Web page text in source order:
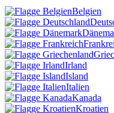
Belgien
Irland
Island
Italien
Kanada
Kroatien